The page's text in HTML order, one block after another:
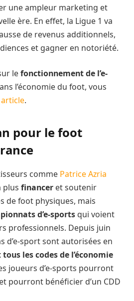
une ampleur marketing et
ère. En effet, la Ligue 1 va
de revenus additionnels,
et gagner en notoriété.
lefonctionnement de l’e-
l’économie du foot, vous
.
pour le foot
comme Patrice Azria
plus financer et soutenir
de foot physiques, mais
d’e-sports qui voient
professionnels. Depuis juin
d’e-sport sont autorisées en
les codes de l’économie
joueurs d’e-sports pourront
pourront bénéficier d’un CDD